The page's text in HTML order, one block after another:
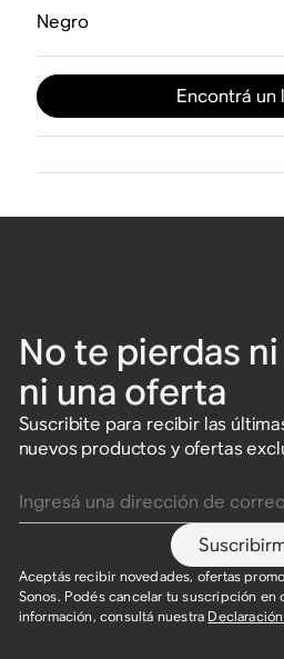
Negro
Encontrá un
No te pierdas
ni una oferta
Suscribite para recibir las
nuevos productos y ofertas
Aceptás recibir novedades, ofertas
Sonos. Podés cancelar tu suscripción en
información, consultá nuestra